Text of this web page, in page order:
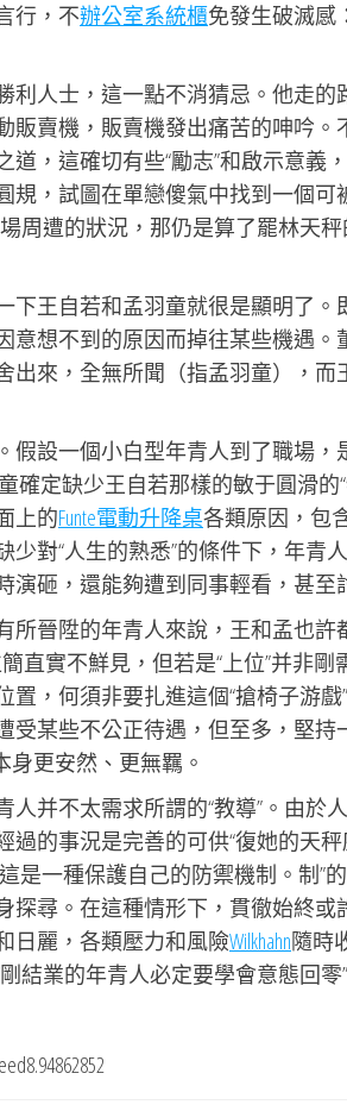
行，不辦公室系統櫃免發生破滅感
利人士，這一點不消猜忌。他走的
販賣機，販賣機發出痛苦的呻吟
道，這確切有些“勵志”和啟示意義
規，試圖在單戀傻氣中找到一個可
周遭的狀況，那仍是算了罷林天
下王自若和孟羽童就很是顯明了
意想不到的原因而掉往某些機遇
出來，全無所聞（指孟羽童），
假設一個小白型年青人到了職場
童確定缺少王自若那樣的敏于圓滑
上的Funte電動升降桌各類原因，包
少對“人生的熟悉”的條件下，年青
演砸，還能夠遭到同事輕看，甚至
所晉陞的年青人來說，王和孟也
直實不鮮見，但若是“上位”并非
置，何須非要扎進這個“搶椅子游
受某些不公正待遇，但至多，堅持
身更安然、更無羈。
人并不太需求所謂的“教導”。由
過的事況是完善的可供“復她的天
是一種保護自己的防禦機制。制”
探尋。在這種情形下，貫徹始終
日麗，各類壓力和風險Wilkhahn隨時
結業的年青人必定要學會意態回